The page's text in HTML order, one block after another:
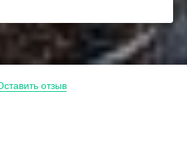
отзыв